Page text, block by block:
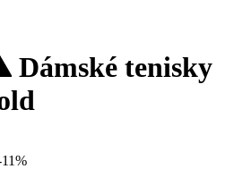
Dámské tenisky